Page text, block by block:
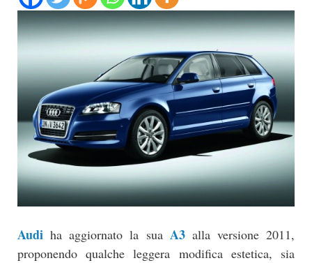
Audi ha aggiornato la sua A3alla versione 2011,
proponendo qualche leggera modifica estetica, sia